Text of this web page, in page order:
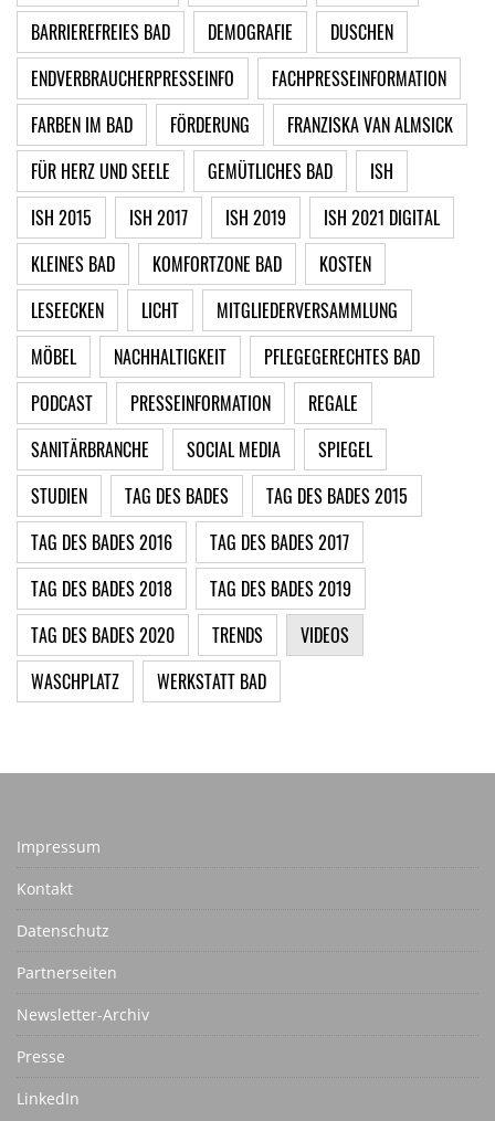
BARRIEREFREIES BAD
DEMOGRAFIE
DUSCHEN
ENDVERBRAUCHERPRESSEINFO
FACHPRESSEINFORMATION
FARBEN IM BAD
FÖRDERUNG
FRANZISKA VAN ALMSICK
FÜR HERZ UND SEELE
GEMÜTLICHES BAD
ISH
ISH 2015
ISH 2017 ISH 2019
ISH 2021 DIGITAL
KLEINES BAD
KOMFORTZONE BAD
KOSTEN
LESEECKEN
LICHT
MITGLIEDERVERSAMMLUNG
MÖBEL
NACHHALTIGKEIT
PFLEGEGERECHTES BAD
PODCAST
PRESSEINFORMATION
REGALE
SANITÄRBRANCHE
SOCIAL MEDIA
SPIEGEL
STUDIEN
TAG DES BADES
TAG DES BADES 2015
TAG DES BADES 2016
TAG DES BADES 2017
TAG DES BADES 2018
TAG DES BADES 2019
TAG DES BADES 2020
TRENDS
VIDEOS
WASCHPLATZ
WERKSTATT BAD
Impressum
Kontakt
Datenschutz
Partnerseiten
Newsletter-Archiv
Presse
LinkedIn